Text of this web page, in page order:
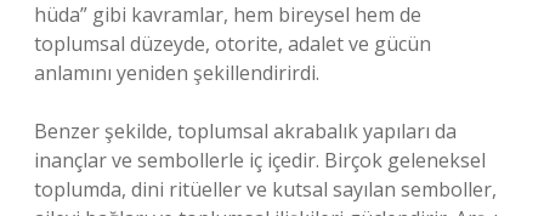
hüda” gibi kavramlar, hem bireysel hem de
toplumsal düzeyde, otorite, adalet ve gücün
anlamını yeniden şekillendirirdi.
Benzer şekilde, toplumsal akrabalık yapıları da
inançlar ve sembollerle iç içedir. Birçok geleneksel
toplumda, dini ritüeller ve kutsal sayılan semboller,